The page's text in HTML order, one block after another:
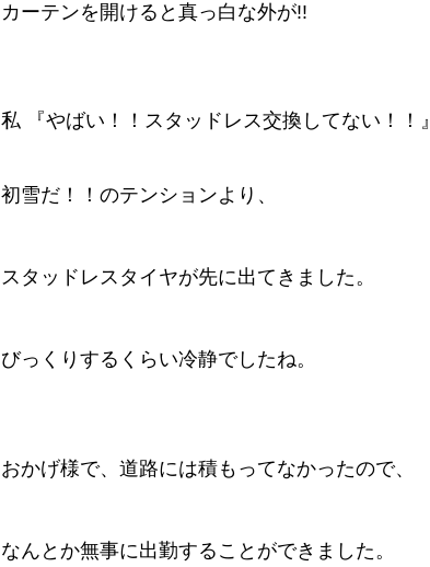
カーテンを開けると真っ白な外が!!
私 『やばい！！スタッドレス交換してない！！』
初雪だ！！のテンションより、
スタッドレスタイヤが先に出てきました。
びっくりするくらい冷静でしたね。
おかげ様で、道路には積もってなかったので、
なんとか無事に出勤することができました。